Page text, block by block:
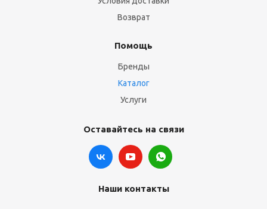
Возврат
Помощь
Бренды
Каталог
Услуги
Оставайтесь на связи
Наши контакты